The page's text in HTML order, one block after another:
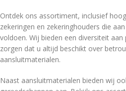
Ontdek ons assortiment, inclusief
zekeringen en zekeringhouders die
voldoen. Wij bieden een diversiteit
zorgen dat u altijd beschikt over
aansluitmaterialen.
Naast aansluitmaterialen bieden wij